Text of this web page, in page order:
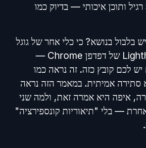
שקובע הוא SEO רגיל ותוכן איכותי — בדיוק כמו
בלבול בנושא? כי כלי אחר של גוגל
עצמה — Lighthouse של דפדפן Chrome —
לכם קובץ כזה. זה נראה כמו
סתירה אמיתית. במאמר הזה נראה
איפה היא אמרה זאת, ולמה שני
— בלי "תיאוריות קונספירציה"